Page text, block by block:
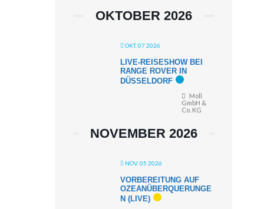
OKTOBER 2026
OKT. 07 2026
LIVE-REISESHOW BEI
RANGE ROVER IN
DÜSSELDORF
Moll
GmbH &
Co. KG
NOVEMBER 2026
NOV. 05 2026
VORBEREITUNG AUF
OZEANÜBERQUERUNGE
N (LIVE)